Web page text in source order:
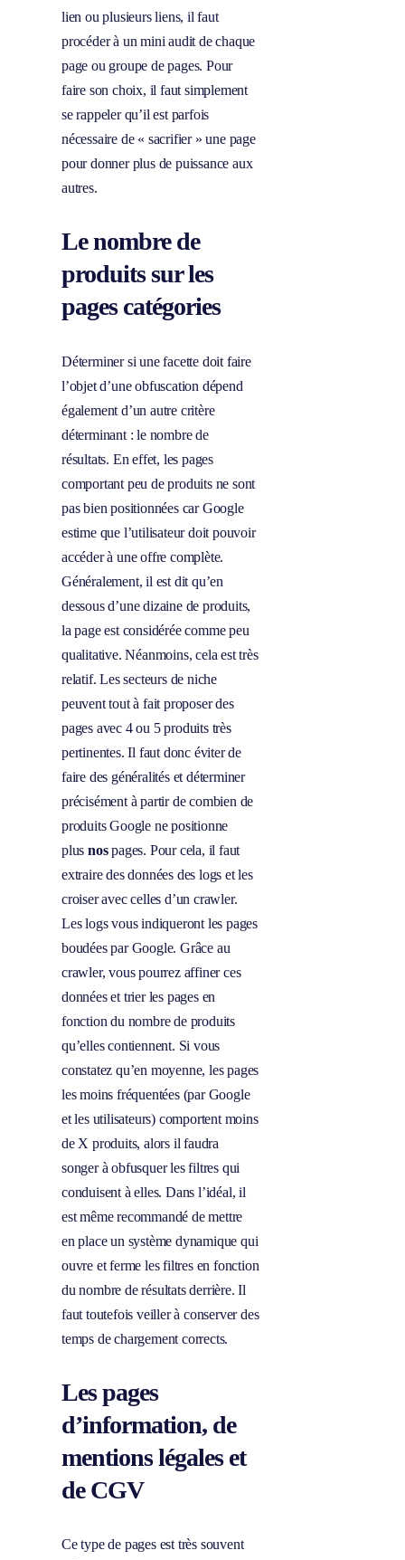
lien ou plusieurs liens, il faut
procéder à un mini audit de chaque
page ou groupe de pages. Pour
faire son choix, il faut simplement
se rappeler qu’il est parfois
nécessaire de « sacrifier » une page
pour donner plus de puissance aux
autres.
Le nombre de
produits sur les
pages catégories
Déterminer si une facette doit faire
l’objet d’une obfuscation dépend
également d’un autre critère
déterminant : le nombre de
résultats. En effet, les pages
comportant peu de produits ne sont
pas bien positionnées car Google
estime que l’utilisateur doit pouvoir
accéder à une offre complète.
Généralement, il est dit qu’en
dessous d’une dizaine de produits,
la page est considérée comme peu
qualitative. Néanmoins, cela est très
relatif. Les secteurs de niche
peuvent tout à fait proposer des
pages avec 4 ou 5 produits très
pertinentes. Il faut donc éviter de
faire des généralités et déterminer
précisément à partir de combien de
produits Google ne positionne
plus nospages. Pour cela, il faut
extraire des données des logs et les
croiser avec celles d’un crawler.
Les logs vous indiqueront les pages
boudées par Google. Grâce au
crawler, vous pourrez affiner ces
données et trier les pages en
fonction du nombre de produits
qu’elles contiennent. Si vous
constatez qu’en moyenne, les pages
les moins fréquentées (par Google
et les utilisateurs) comportent moins
de X produits, alors il faudra
songer à obfusquer les filtres qui
conduisent à elles. Dans l’idéal, il
est même recommandé de mettre
en place un système dynamique qui
ouvre et ferme les filtres en fonction
du nombre de résultats derrière. Il
faut toutefois veiller à conserver des
temps de chargement corrects.
Les pages
d’information, de
mentions légales et
de CGV
Ce type de pages est très souvent